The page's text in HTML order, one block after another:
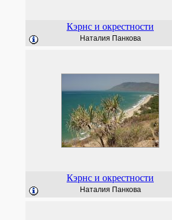
Кэрнс и окрестности
Наталия Панкова
Кэрнс и окрестности
Наталия Панкова